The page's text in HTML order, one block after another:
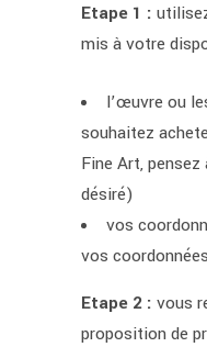
Etape 1 :
mis à votre
l’œuvre ou
souhaitez
Fine Art,
désiré)
vos
vos
Etape 2 : vous
proposition de